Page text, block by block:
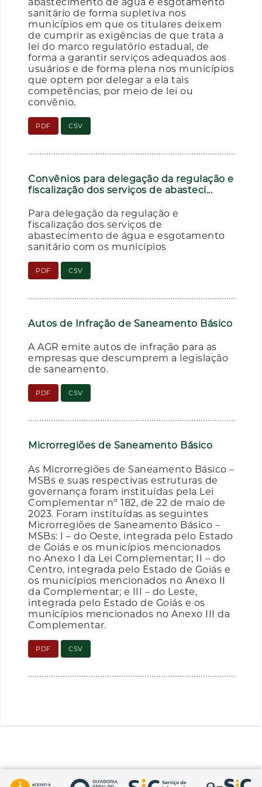
sanitário de forma supletiva nos
municípios em que os titulares deixem
de cumprir as exigências de que trata a
lei do marco regulatório estadual, de
forma a garantir serviços adequados aos
usuários e de forma plena nos municípios
que optem por delegar a ela tais
competências, por meio de lei ou
convênio.
PDF CSV
Convênios para delegação da regulação e
fiscalização dos serviços de abasteci...
Para delegação da regulação e
fiscalização dos serviços de
abastecimento de água e esgotamento
sanitário com os municípios
PDF CSV
Autos de Infração de Saneamento Básico
A AGR emite autos de infração para as
empresas que descumprem a legislação
de saneamento.
PDF CSV
Microrregiões de Saneamento Básico
As Microrregiões de Saneamento Básico –
MSBs e suas respectivas estruturas de
governança foram instituídas pela Lei
Complementar nº 182, de 22 de maio de
2023. Foram instituídas as seguintes
Microrregiões de Saneamento Básico –
MSBs: I – do Oeste, integrada pelo Estado
de Goiás e os municípios mencionados
no Anexo I da Lei Complementar; II – do
Centro, integrada pelo Estado de Goiás e
os municípios mencionados no Anexo II
da Complementar; e III – do Leste,
integrada pelo Estado de Goiás e os
municípios mencionados no Anexo III da
Complementar.
PDF CSV